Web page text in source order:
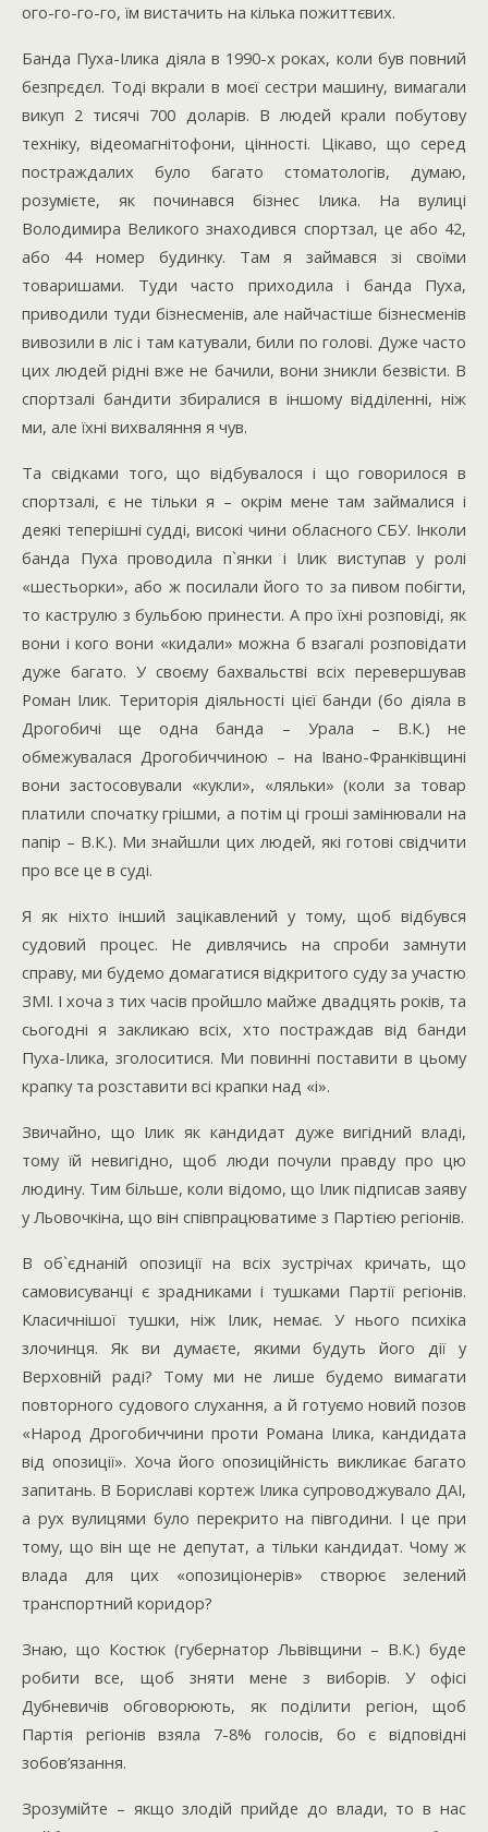
ого-го-го-го, їм вистачить на кілька пожиттєвих.
Банда Пуха-Ілика діяла в 1990-х роках, коли був повний
безпрєдєл. Тоді вкрали в моєї сестри машину, вимагали
викуп 2 тисячі 700 доларів. В людей крали побутову
техніку, відеомагнітофони, цінності. Цікаво, що серед
постраждалих було багато стоматологів, думаю,
розумієте, як починався бізнес Ілика. На вулиці
Володимира Великого знаходився спортзал, це або 42,
або 44 номер будинку. Там я займався зі своїми
товаришами. Туди часто приходила і банда Пуха,
приводили туди бізнесменів, але найчастіше бізнесменів
вивозили в ліс і там катували, били по голові. Дуже часто
цих людей рідні вже не бачили, вони зникли безвісти. В
спортзалі бандити збиралися в іншому відділенні, ніж
ми, але їхні вихваляння я чув.
Та свідками того, що відбувалося і що говорилося в
спортзалі, є не тільки я – окрім мене там займалися і
деякі теперішні судді, високі чини обласного СБУ. Інколи
банда Пуха проводила п`янки і Ілик виступав у ролі
«шестьорки», або ж посилали його то за пивом побігти,
то каструлю з бульбою принести. А про їхні розповіді, як
вони і кого вони «кидали» можна б взагалі розповідати
дуже багато. У своєму бахвальстві всіх перевершував
Роман Ілик. Територія діяльності цієї банди (бо діяла в
Дрогобичі ще одна банда – Урала – В.К.) не
обмежувалася Дрогобиччиною – на Івано-Франківщині
вони застосовували «кукли», «ляльки» (коли за товар
платили спочатку грішми, а потім ці гроші замінювали на
папір – В.К.). Ми знайшли цих людей, які готові свідчити
про все це в суді.
Я як ніхто інший зацікавлений у тому, щоб відбувся
судовий процес. Не дивлячись на спроби замнути
справу, ми будемо домагатися відкритого суду за участю
ЗМІ. І хоча з тих часів пройшло майже двадцять років, та
сьогодні я закликаю всіх, хто постраждав від банди
Пуха-Ілика, зголоситися. Ми повинні поставити в цьому
крапку та розставити всі крапки над «і».
Звичайно, що Ілик як кандидат дуже вигідний владі,
тому їй невигідно, щоб люди почули правду про цю
людину. Тим більше, коли відомо, що Ілик підписав заяву
у Льовочкіна, що він співпрацюватиме з Партією регіонів.
В об`єднаній опозиції на всіх зустрічах кричать, що
самовисуванці є зрадниками і тушками Партії регіонів.
Класичнішої тушки, ніж Ілик, немає. У нього психіка
злочинця. Як ви думаєте, якими будуть його дії у
Верховній раді? Тому ми не лише будемо вимагати
повторного судового слухання, а й готуємо новий позов
«Народ Дрогобиччини проти Романа Ілика, кандидата
від опозиції». Хоча його опозиційність викликає багато
запитань. В Бориславі кортеж Ілика супроводжувало ДАІ,
а рух вулицями було перекрито на півгодини. І це при
тому, що він ще не депутат, а тільки кандидат. Чому ж
влада для цих «опозиціонерів» створює зелений
транспортний коридор?
Знаю, що Костюк (губернатор Львівщини – В.К.) буде
робити все, щоб зняти мене з виборів. У офісі
Дубневичів обговорюють, як поділити регіон, щоб
Партія регіонів взяла 7-8% голосів, бо є відповідні
зобов’язання.
Зрозумійте – якщо злодій прийде до влади, то в нас